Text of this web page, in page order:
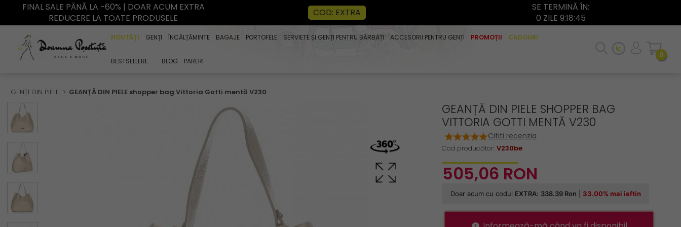
FINAL SALE PÂNĂ LA -60% | DOAR ACUM EXTRA
REDUCERE LA TOATE PRODUSELE
COD: EXTRA
SE TERMINĂ ÎN:
0 ZILE 9:18:45
NOUTĂȚI GENȚI ÎNCĂLȚĂMINTE BAGAJE PORTOFELE SERVIETE ȘI GENȚI PENTRU BĂRBAȚI ACCESORII PENTRU GENȚI PROMOȚII CADOURI
BESTSELLERE . BLOG PARERI
0
GENȚI DIN PIELE GEANȚĂ DIN PIELE shopper bag Vittoria Gotti mentă V230
GEANȚĂ DIN PIELE SHOPPER BAG
VITTORIA GOTTI MENTĂ V230
Cod producător:V230be
Cititi recenzia
505,06 RON